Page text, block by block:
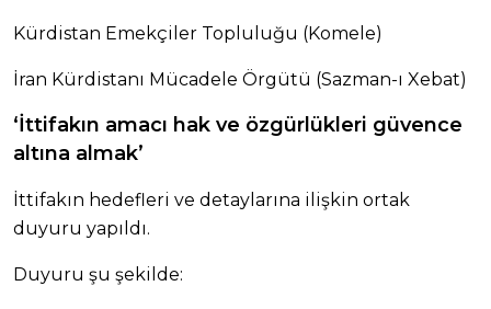
Kürdistan Emekçiler Topluluğu (Komele)
İran Kürdistanı Mücadele Örgütü (Sazman-ı Xebat)
‘İttifakın amacı hak ve özgürlükleri güvence
altına almak’
İttifakın hedefleri ve detaylarına ilişkin ortak
duyuru yapıldı.
Duyuru şu şekilde: